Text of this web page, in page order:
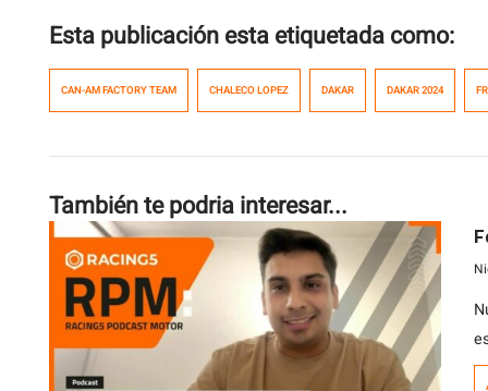
Esta publicación esta etiquetada como:
CAN-AM FACTORY TEAM CHALECO LOPEZ DAKAR DAKAR 2024
También te podria interesar...